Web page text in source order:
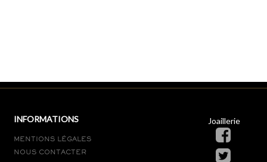
INFORMATIONS
MENTIONS LÉGALES
NOUS CONTACTER
Joaillerie